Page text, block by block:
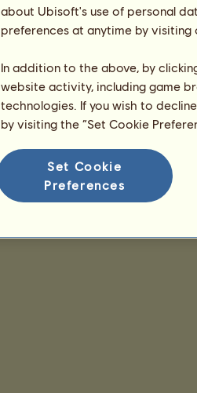
about Ubisoft's use of personal
preferences at anytime by
In addition to the above, by
website activity, including game
technologies. If you wish to
by visiting the “Set Cookie
Set Cookie
Preferences